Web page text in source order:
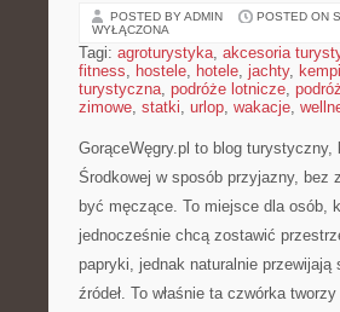
POSTED BY ADMIN POSTED ON
WYŁĄCZONA
Tagi: agroturystyka, akcesoria
fitness, hostele, hotele, jachty,
turystyczna, podróże lotnicze,
zimowe, statki, urlop, wakacje,
GorąceWęgry.pl to blog
Środkowej w sposób przyjazny, bez
być męczące. To miejsce dla osób,
jednocześnie chcą zostawić
papryki, jednak naturalnie
źródeł. To właśnie ta czwórka